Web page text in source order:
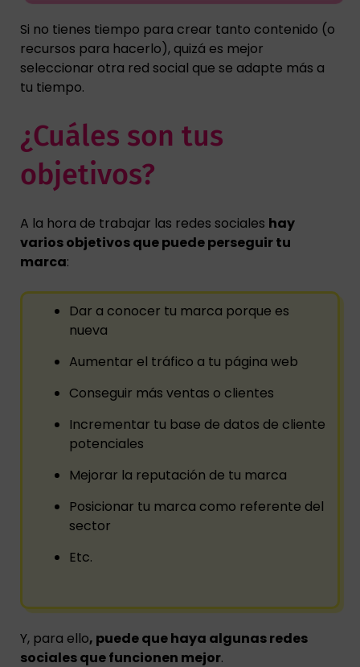
Si no tienes tiempo para crear tanto contenido (o
recursos para hacerlo), quizá es mejor
seleccionar otra red social que se adapte más a
tu tiempo.
¿Cuáles son tus
objetivos?
A la hora de trabajar las redes sociales hay
varios objetivos que puede perseguir tu
marca:
Dar a conocer tu marca porque es
nueva
Aumentar el tráfico a tu página web
Conseguir más ventas o clientes
Incrementar tu base de datos de cliente
potenciales
Mejorar la reputación de tu marca
Posicionar tu marca como referente del
sector
Etc.
Y, para ello, puede que haya algunas redes
sociales que funcionen mejor.